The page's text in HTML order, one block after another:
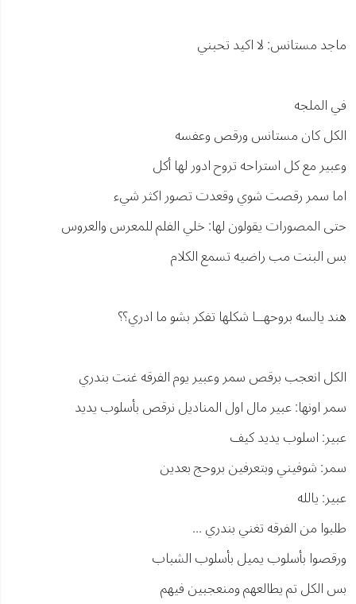
ماجد مستانس: لا اكيد تحبني
في الملجه
الكل كان مستانس ورقص وعفسه
وعبير مع كل استراحه تروح ادور لها أكل
اما سمر رقصت شوي وقعدت تصور اكثر شيء
حتى المصورات يقولون لها: خلي الفلم للمعرس والعروس
بس البنت مب راضيه تسمع الكلام
هند يالسه بروحهــا شكلها تفكر بشو ما ادري؟؟
الكل انعجب برقص سمر وعبير يوم الفرقه غنت بندري
سمر اونها: عبير مال اول المناديل نرقص بأسلوب يديد
عبير: اسلوب يديد كيف
سمر: شوفيني وبتعرفين بروحج بعدين
عبير: يالله
طلبوا من الفرقه تغني بندري ...
ورقصوا بأسلوب يميل بأسلوب الشباب
بس الكل تم يطالعهم ومنعجبين فيهم